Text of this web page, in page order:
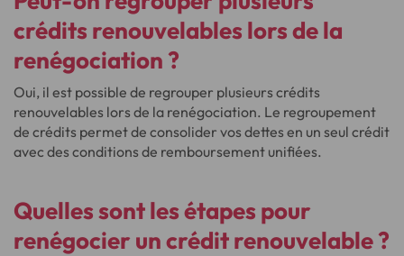
crédits renouvelables lors de la
renégociation ?
Oui, il est possible de regrouper plusieurs crédits
renouvelables lors de la renégociation. Le regroupement
de crédits permet de consolider vos dettes en un seul crédit
avec des conditions de remboursement unifiées.
Quelles sont les étapes pour
renégocier un crédit renouvelable ?